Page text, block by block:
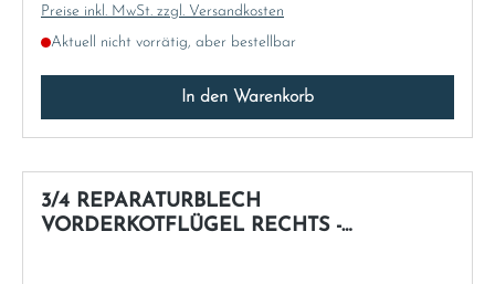
Preise inkl. MwSt. zzgl. Versandkosten
Aktuell nicht vorrätig, aber bestellbar
In den Warenkorb
3/4 REPARATURBLECH
VORDERKOTFLÜGEL RECHTS -
Macedonia
Netherlands